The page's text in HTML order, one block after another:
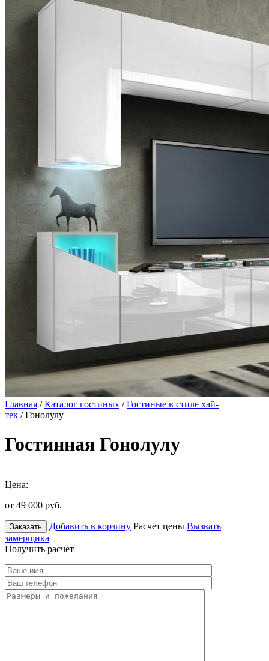
Главная /Каталог гостиных /Гостиные в стиле хай-
тек / Гонолулу
Гостинная Гонолулу
Цена:
от 49 000 руб.
Заказать Добавить в корзину Расчет цены Вызвать
замерщика
Получить расчет